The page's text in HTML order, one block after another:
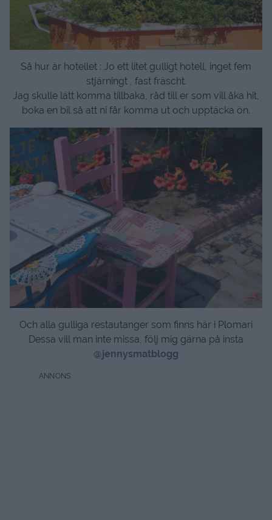
Så hur är hotellet : Jo ett litet gulligt hotell, inget fem
stjärningt , fast fräscht.
Jag skulle lätt komma tillbaka, råd till er som vill åka hit,
boka en bil så att ni får komma ut och upptäcka ön.
Och alla gulliga restautanger som finns här i Plomari
Dessa vill man inte missa, följ mig gärna på insta
@jennysmatblogg